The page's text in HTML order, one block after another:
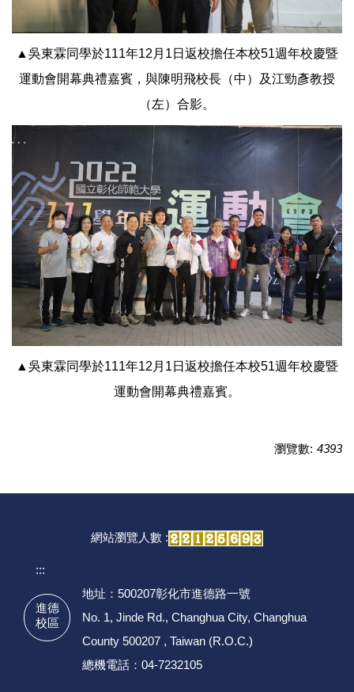
▲吳東霖同學於111年12月1日返校擔任本校51週年校慶暨
運動會開幕典禮嘉賓，與陳明飛校長（中）及江勁彥教授
（左）合影。
▲吳東霖同學於111年12月1日返校擔任本校51週年校慶暨
運動會開幕典禮嘉賓。
瀏覽數: 4393
網站瀏覽人數 :
:::
進德
校區
地址：500207彰化市進德路一號
No. 1, Jinde Rd., Changhua City, Changhua
County 500207 , Taiwan (R.O.C.)
總機電話：04-7232105